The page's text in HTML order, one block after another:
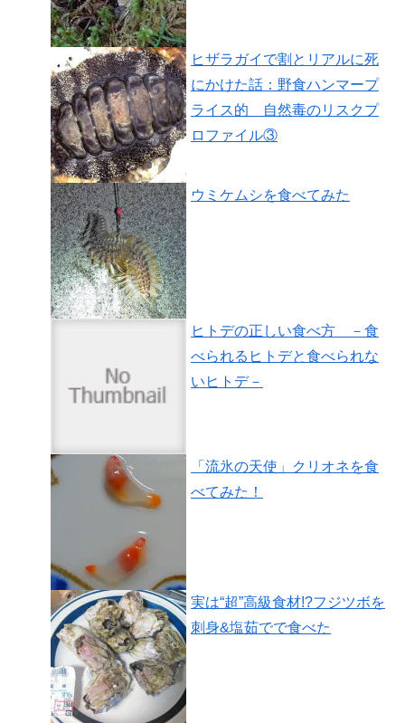
ヒザラガイで割とリアルに死
にかけた話：野食ハンマープ
ライス的 自然毒のリスクプ
ロファイル③
ウミケムシを食べてみた
ヒトデの正しい食べ方 －食
べられるヒトデと食べられな
いヒトデ－
「流氷の天使」クリオネを食
べてみた！
実は“超”高級食材!?フジツボを
刺身&塩茹でで食べた